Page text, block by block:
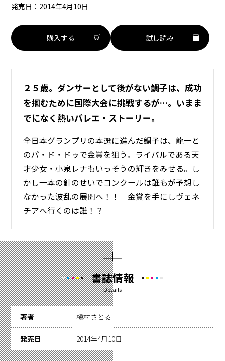
発売日：2014年4月10日
購入する 試し読み
２５歳。ダンサーとして後がない鯛子は、成功
を掴むために国際大会に挑戦するが…。いまま
でになく熱いバレエ・ストーリー。
全日本グランプリの本選に進んだ鯛子は、龍一と
のパ・ド・ドゥで金賞を狙う。ライバルである天
才少女・小泉レナもいっそうの輝きをみせる。し
かし一本の針のせいでコンクールは誰もが予想し
なかった波乱の展開へ！！ 金賞を手にしヴェネ
チアへ行くのは誰！？
書誌情報
Details
著者 槇村さとる
発売日 2014年4月10日